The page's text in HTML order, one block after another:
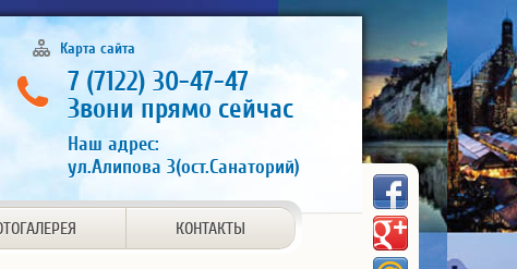
Карта сайта
7 (7122) 30-47-47
Звони прямо сейчас
Наш адрес:
ул.Алипова 3(ост.Санаторий)
КОНТАКТЫ